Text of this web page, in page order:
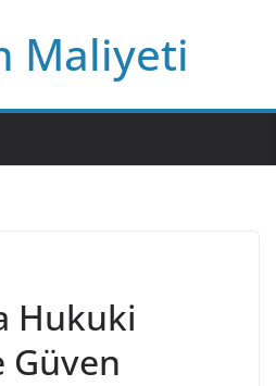
Maliyeti
Hukuki
Güven